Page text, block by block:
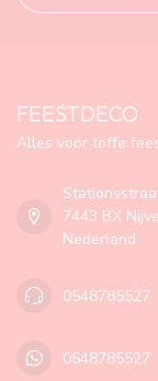
FEESTDECO
Alles voor toffe
7443 BX
Nederland
0548785527
0548785527